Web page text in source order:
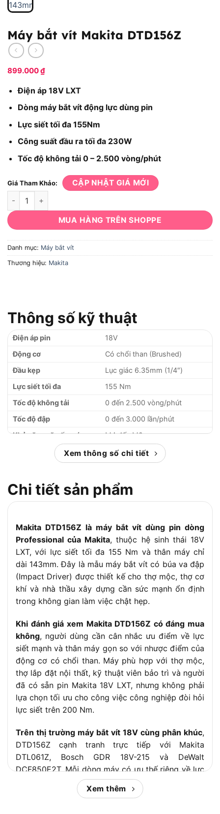
Máy bắt vít Makita DTD156Z
899.000₫
Điện áp 18V LXT
Dòng máy bắt vít động lực dùng pin
Lực siết tối đa 155Nm
Công suất đầu ra tối đa 230W
Tốc độ không tải 0 – 2.500 vòng/phút
Giá Tham Khảo: CẬP NHẬT GIÁ MỚI
Máy bắt vít Makita DTD156Z số lượng
MUA HÀNG TRÊN SHOPPE
Danh mục: Máy bắt vít
Thương hiệu: Makita
Thông số kỹ thuật
Điện áp pin
18V
Động cơ
Có chổi than (Brushed)
Đầu kẹp
Lục giác 6.35mm (1/4″)
Lực siết tối đa
155 Nm
Tốc độ không tải
0 đến 2.500 vòng/phút
Tốc độ đập
0 đến 3.000 lần/phút
Khả năng vặn ốc máy
M4 đến M8
Khả năng vặn ốc tiêu
M5 đến M14
cao
M5 đến M12
Khả năng vặn ren thô
Kích thước (Dài x Rộng x
Cao)
143mm x 79mm x 223mm
Trọng lượng
1.3 đến 1.6 kg (tùy theo dung
lượng pin)
Phụ kiện đi kèm
Vít (+) M4x12 và móc treo
Xem thông số chi tiết
Chi tiết sản phẩm
Makita DTD156Z là máy bắt vít dùng pin dòng
Professional của Makita, thuộc hệ sinh thái 18V
LXT, với lực siết tối đa 155 Nm và thân máy chỉ
dài 143mm. Đây là mẫu máy bắt vít có búa va đập
(Impact Driver) được thiết kế cho thợ mộc, thợ cơ
khí và nhà thầu xây dựng cần sức mạnh ổn định
trong không gian làm việc chật hẹp.
Khi đánh giá xem Makita DTD156Z có đáng mua
không, người dùng cần cân nhắc ưu điểm về lực
siết mạnh và thân máy gọn so với nhược điểm của
động cơ có chổi than. Máy phù hợp với thợ mộc,
thợ lắp đặt nội thất, kỹ thuật viên bảo trì và người
đã có sẵn pin Makita 18V LXT, nhưng không phải
lựa chọn tối ưu cho công việc công nghiệp đòi hỏi
lực siết trên 200 Nm.
Trên thị trường máy bắt vít 18V cùng phân khúc,
DTD156Z cạnh tranh trực tiếp với Makita
DTL061Z, Bosch GDR 18V-215 và DeWalt
DCF850E2T. Mỗi dòng máy có ưu thế riêng về lực
siết, loại động cơ và hệ pin, vì vậy việc so sánh kỹ
giúp người dùng đưa ra quyết định mua hàng
Xem thêm